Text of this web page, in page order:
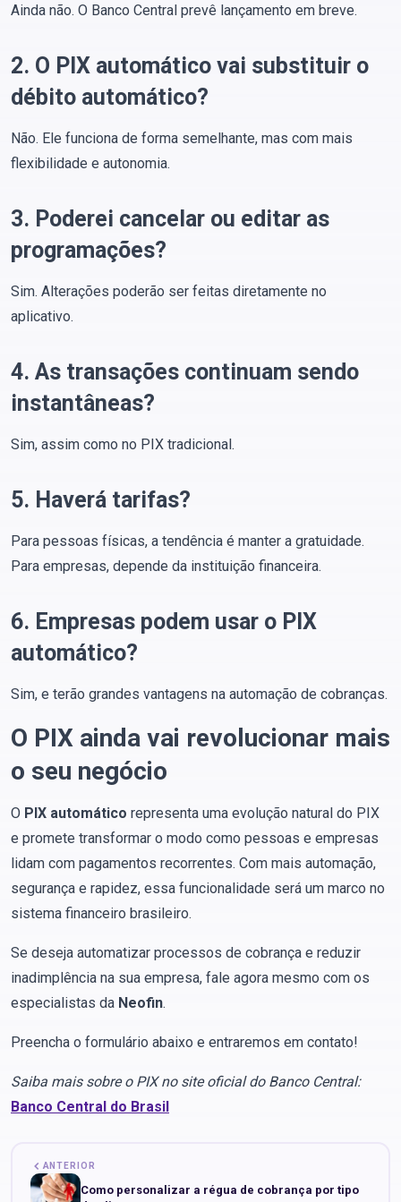
Ainda não. O Banco Central prevê lançamento em breve.
2. O PIX automático vai substituir o
débito automático?
Não. Ele funciona de forma semelhante, mas com mais
flexibilidade e autonomia.
3. Poderei cancelar ou editar as
programações?
Sim. Alterações poderão ser feitas diretamente no
aplicativo.
4. As transações continuam sendo
instantâneas?
Sim, assim como no PIX tradicional.
5. Haverá tarifas?
Para pessoas físicas, a tendência é manter a gratuidade.
Para empresas, depende da instituição financeira.
6. Empresas podem usar o PIX
automático?
Sim, e terão grandes vantagens na automação de cobranças.
O PIX ainda vai revolucionar mais
o seu negócio
O PIX automático representa uma evolução natural do PIX
e promete transformar o modo como pessoas e empresas
lidam com pagamentos recorrentes. Com mais automação,
segurança e rapidez, essa funcionalidade será um marco no
sistema financeiro brasileiro.
Se deseja automatizar processos de cobrança e reduzir
inadimplência na sua empresa, fale agora mesmo com os
especialistas da Neofin.
Preencha o formulário abaixo e entraremos em contato!
Saiba mais sobre o PIX no site oficial do Banco Central:
Banco Central do Brasil
ANTERIOR
Como personalizar a régua de cobrança por tipo